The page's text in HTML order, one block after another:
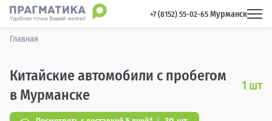
+7 (8152) 55-02-65 Мурманск
Главная
Китайские автомобили с пробегом
в Мурманске
1 шт